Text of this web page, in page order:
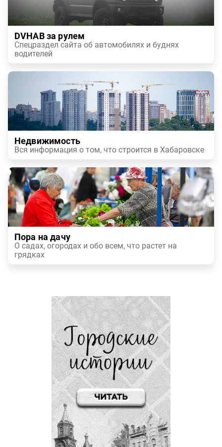
DVHAB за рулем
Спецраздел сайта об автомобилях и буднях
водителей
Недвижимость
Вся информация о том, что строится в Хабаровске
Пора на дачу
О садах, огородах и обо всем, что растет на
грядках